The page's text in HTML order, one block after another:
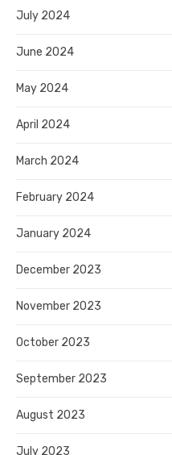
July 2024
June 2024
May 2024
April 2024
March 2024
February 2024
January 2024
December 2023
November 2023
October 2023
September 2023
August 2023
July 2023